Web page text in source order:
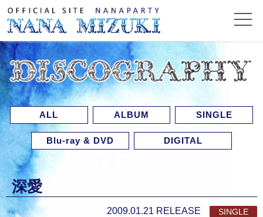
ALL ALBUM SINGLE
Blu-ray & DVD DIGITAL
深愛
2009.01.21 RELEASE SINGLE